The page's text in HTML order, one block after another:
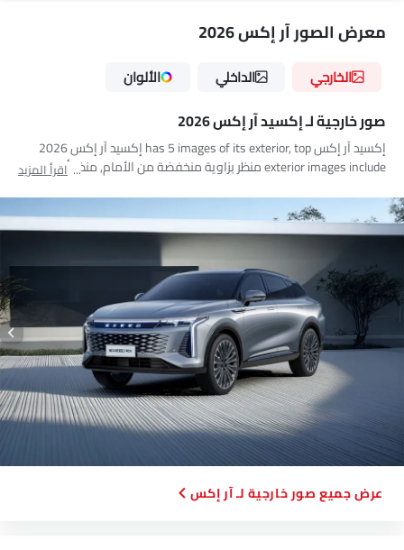
معرض الصور آر إكس 2026
الخارجي الداخلي الألوان
صور خارجية لـ إكسيد آر إكس 2026
إكسيد آر إكس has 5 images of its exterior, top إكسيد آر إكس 2026
exterior images include منظر بزاوية منخفضة من الأمام, منظر أمامي
اقرأ المزيد
صور خارجية لـ آر إكس